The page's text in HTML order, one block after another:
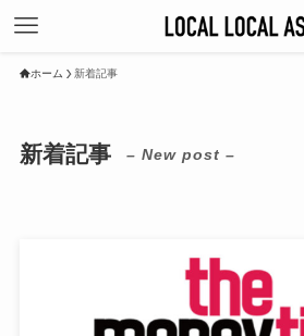
ホーム 新着記事
新着記事 – New post –